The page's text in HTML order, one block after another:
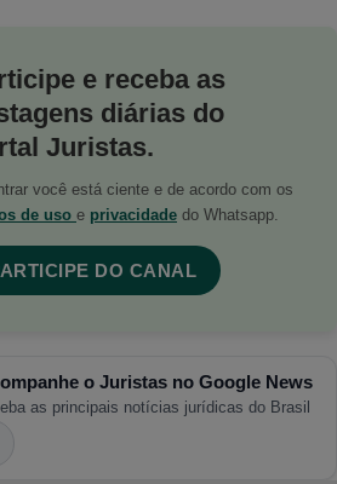
e receba as
diárias do
Juristas.
você está ciente e de acordo com os
de uso e privacidade do Whatsapp.
DO CANAL
o Juristas no Google News
as principais notícias jurídicas do Brasil